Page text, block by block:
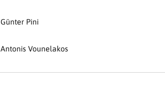
Günter Pini
Antonis Vounelakos